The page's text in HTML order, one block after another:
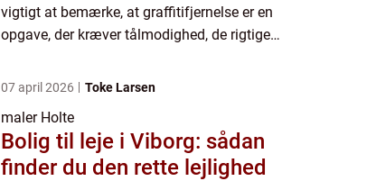
vigtigt at bemærke, at graffitifjernelse er en
opgave, der kræver tålmodighed, de rigtige
type overf...
07 april 2026 Toke Larsen
maler Holte
Bolig til leje i Viborg: sådan
finder du den rette lejlighed